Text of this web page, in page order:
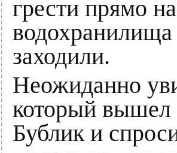
грести прямо
заходили.
Неожиданно
который вышел
Бублик и